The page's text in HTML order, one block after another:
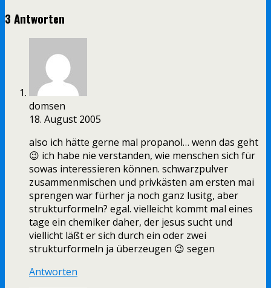
3 Antworten
domsen
18. August 2005
also ich hätte gerne mal propanol… wenn das geht
😉 ich habe nie verstanden, wie menschen sich für
sowas interessieren können. schwarzpulver
zusammenmischen und privkästen am ersten mai
sprengen war fürher ja noch ganz lusitg, aber
strukturformeln? egal. vielleicht kommt mal eines
tage ein chemiker daher, der jesus sucht und
viellicht läßt er sich durch ein oder zwei
strukturformeln ja überzeugen 😉 segen
Antworten